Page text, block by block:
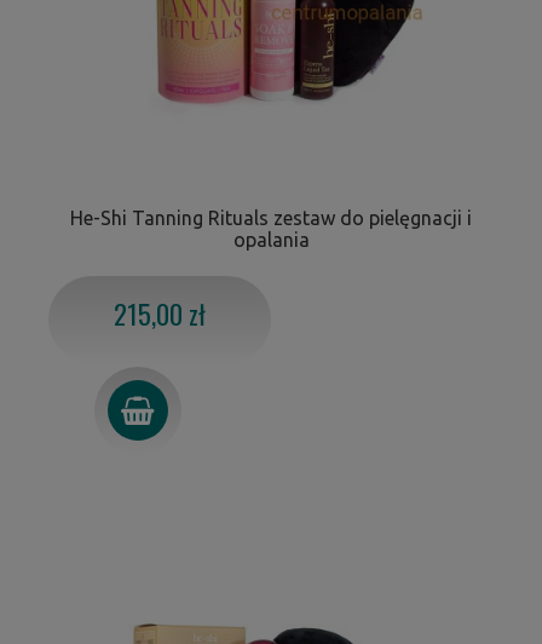
He-Shi Tanning Rituals zestaw do pielęgnacji i
opalania
215,00 zł